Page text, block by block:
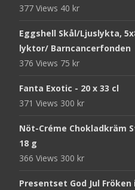
377 Views 40 kr
Eggshell Skål/Ljuslykta,
lyktor/ Barncancerfonden
376 Views 75 kr
Fanta Exotic - 20 x 33 cl
371 Views 300 kr
Nöt-Créme Chokladkräm
18 g
366 Views 300 kr
Presentset God Jul